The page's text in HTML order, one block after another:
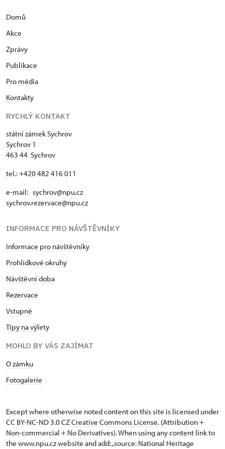
Domů
Akce
Zprávy
Publikace
Pro média
Kontakty
RYCHLÝ KONTAKT
státní zámek Sychrov
Sychrov 1
463 44 Sychrov
tel.: +420 482 416 011
e-mail: sychrov@npu.cz
sychrov.rezervace@npu.cz
INFORMACE PRO NÁVŠTĚVNÍKY
Informace pro návštěvníky
Prohlídkové okruhy
Návštěvní doba
Rezervace
Vstupné
Tipy na výlety
MOHLO BY VÁS ZAJÍMAT
O zámku
Fotogalerie
Except where otherwise noted content on this site is licensed under
CC BY-NC-ND 3.0 CZCreative Commons License. (Attribution +
Non-commercial + No Derivatives). When using any content link to
the www.npu.cz website and add: „source: National Heritage